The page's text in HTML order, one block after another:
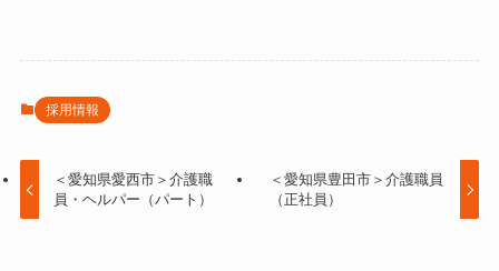
採用情報
＜愛知県愛西市＞介護職
員・ヘルパー（パート）
＜愛知県豊田市＞介護職員
（正社員）